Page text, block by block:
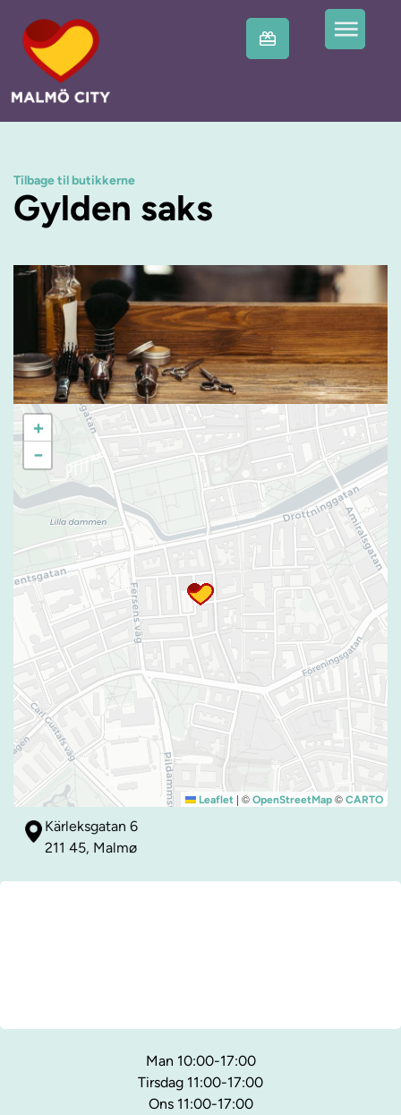
Tilbage til butikkerne
Gylden saks
+
−
Leaflet | © OpenStreetMap © CARTO
Kärleksgatan 6
211 45, Malmø
Man 10:00-17:00
Tirsdag 11:00-17:00
Ons 11:00-17:00